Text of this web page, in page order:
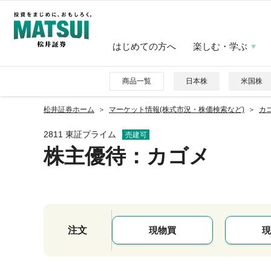
はじめての方へ 楽しむ・学ぶ
商品一覧 日本株 米国株
松井証券ホーム マーケット情報(株式市況・株価検索など) カ
2811 東証プライム 売建可
株主優待：カゴメ
注文 現物買